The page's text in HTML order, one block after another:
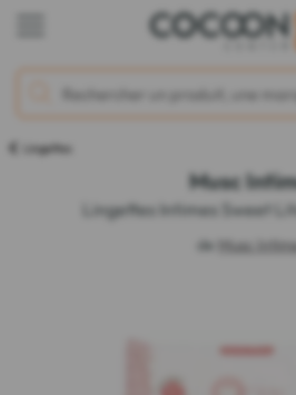
Lingettes
Musc
Lingettes Intimes Sweet
de Musc